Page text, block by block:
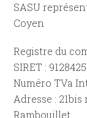
SASU
Coyen
Registre du
SIRET :
Numéro TVa
Adresse : 21bis
Rambouillet